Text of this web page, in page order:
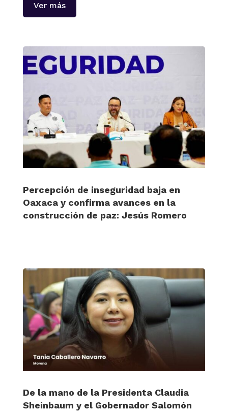
Ver más
Percepción de inseguridad baja en
Oaxaca y confirma avances en la
construcción de paz: Jesús Romero
De la mano de la Presidenta Claudia
Sheinbaum y el Gobernador Salomón